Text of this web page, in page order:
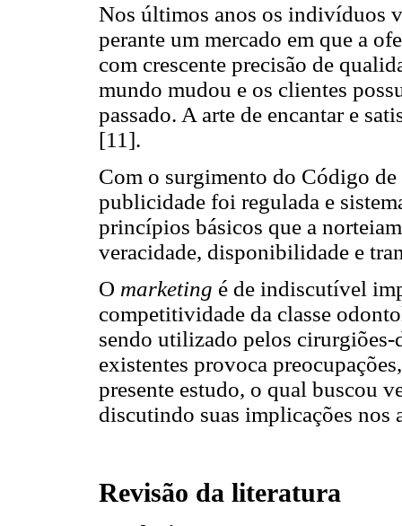
Nos últimos anos os indivíduos
perante um mercado em que a
com crescente precisão de
mundo mudou e os clientes
passado. A arte de encantar e
[11].
Com o surgimento do Código
publicidade foi regulada e
princípios básicos que a
veracidade, disponibilidade e
O marketing é de indiscutível
competitividade da classe
sendo utilizado pelos cirurgiões-
existentes provoca
presente estudo, o qual buscou
discutindo suas implicações nos
Revisão da literatura